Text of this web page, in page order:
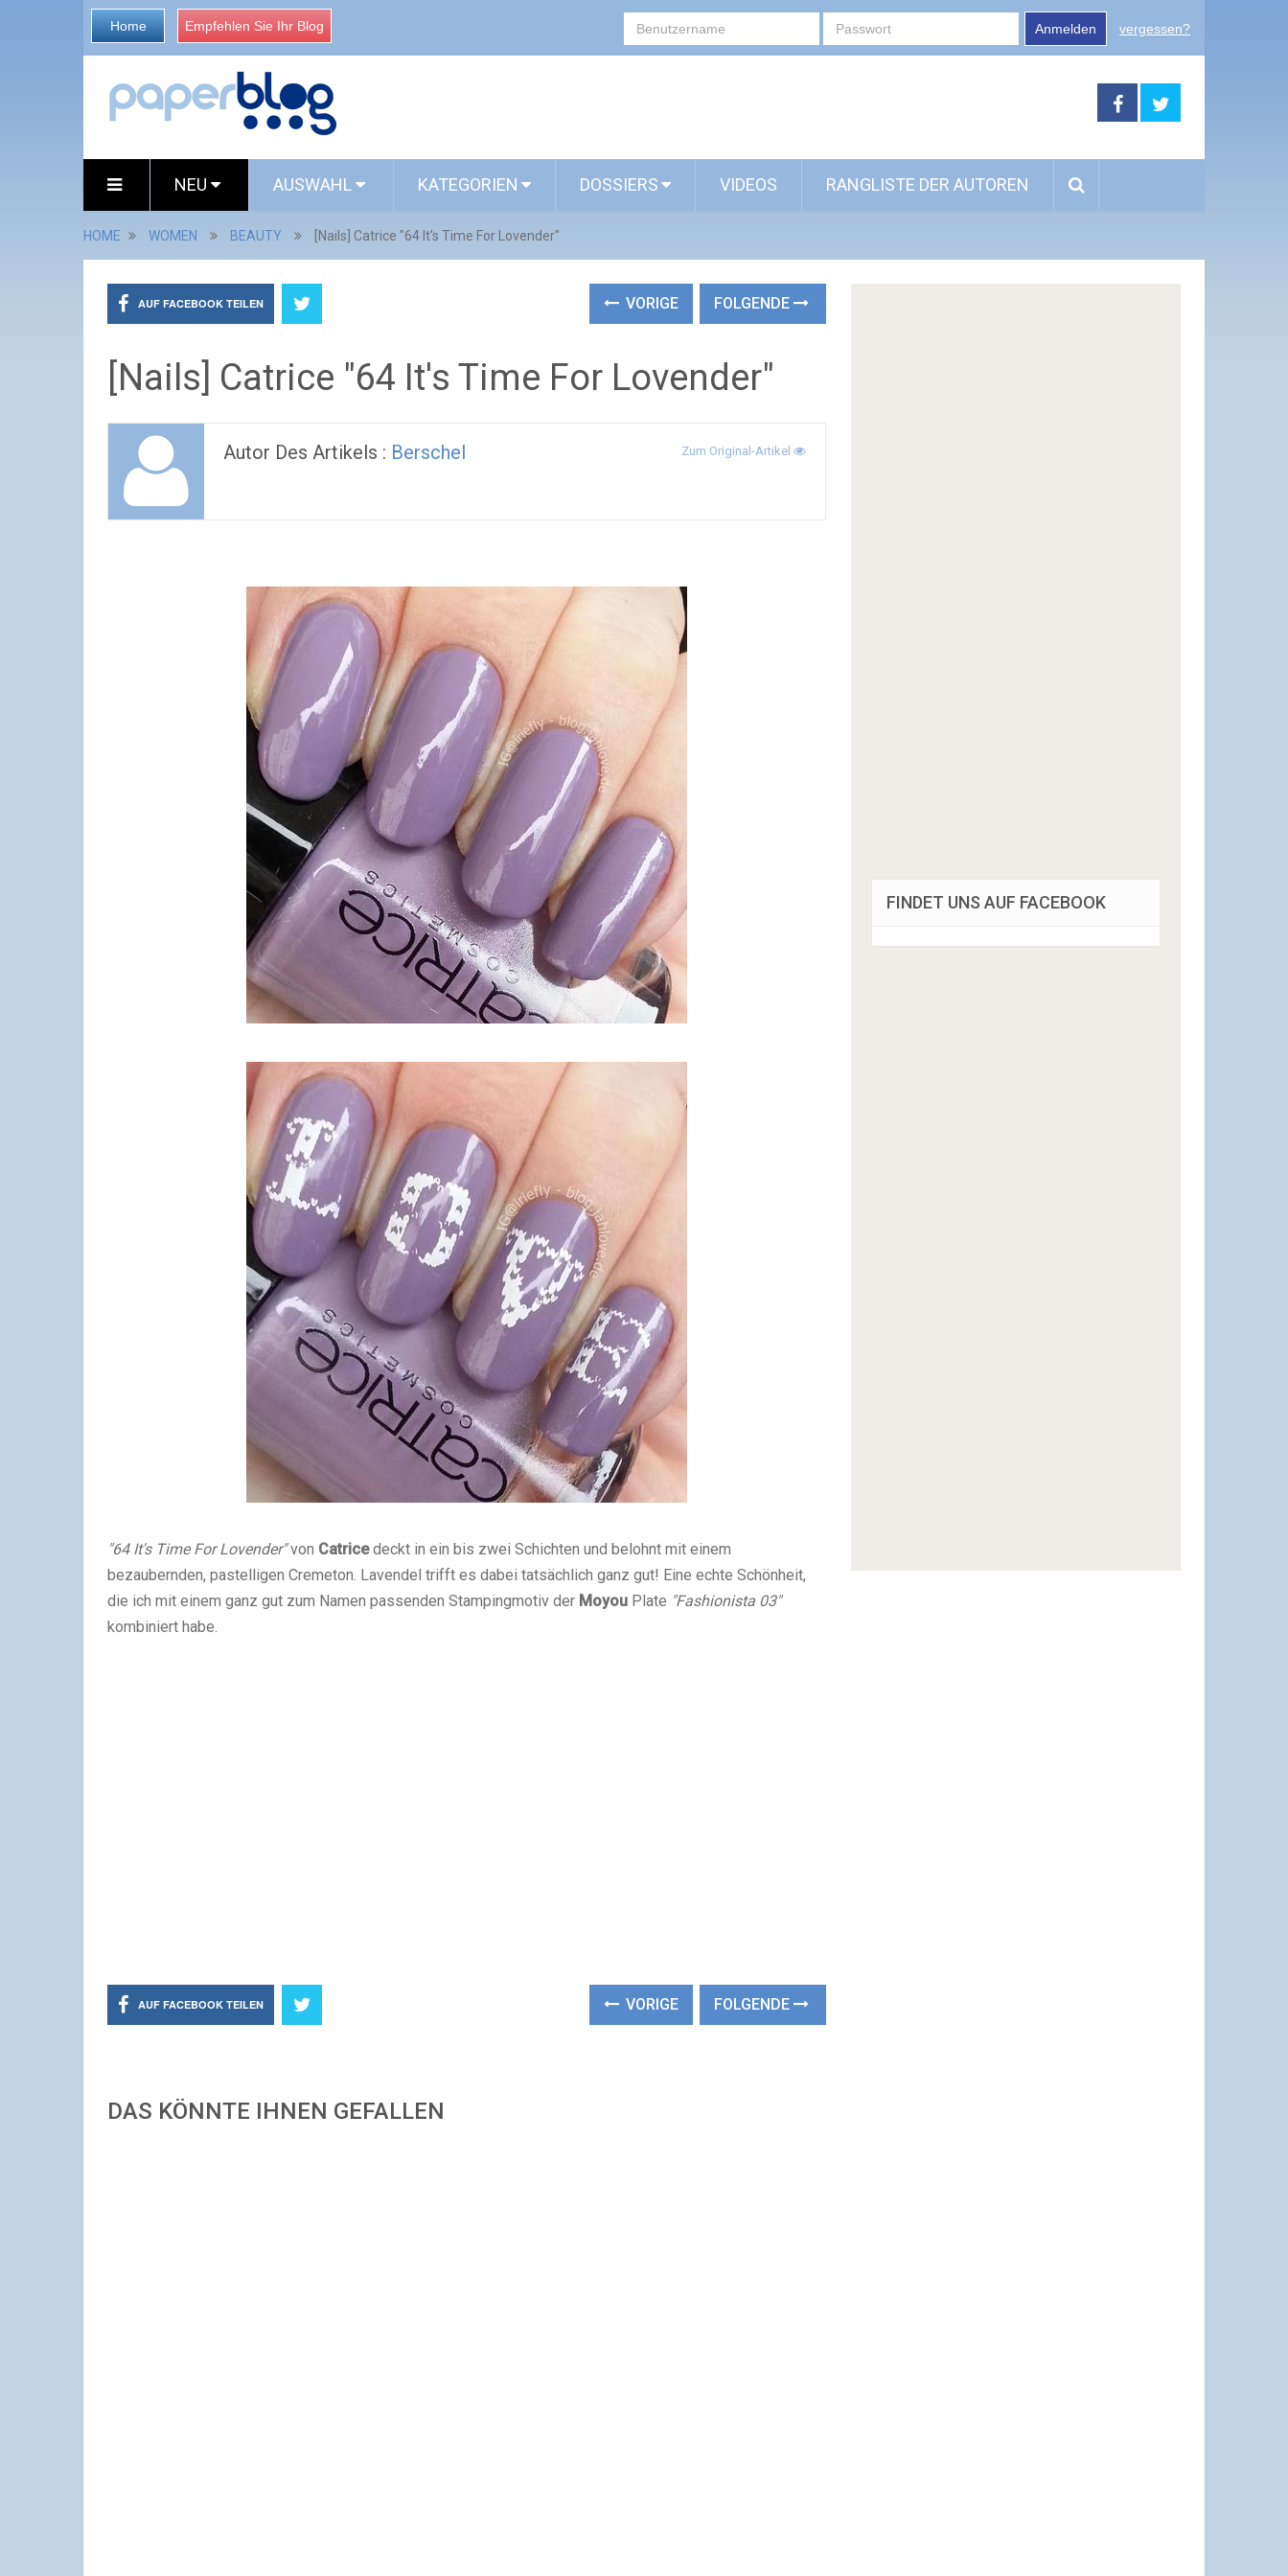
Home Empfehlen Sie Ihr Blog Anmelden vergessen?
NEU AUSWAHL KATEGORIEN DOSSIERS VIDEOS RANGLISTE DER AUTOREN
HOME WOMEN BEAUTY [Nails] Catrice "64 It's Time For Lovender"
AUF FACEBOOK TEILEN VORIGE FOLGENDE
[Nails] Catrice "64 It's Time For Lovender"
Autor Des Artikels : Berschel Zum Original-Artikel
"64 It's Time For Lovender"von Catrice deckt in ein bis zwei Schichten und belohnt mit einem
bezaubernden, pastelligen Cremeton. Lavendel trifft es dabei tatsächlich ganz gut! Eine echte Schönheit,
die ich mit einem ganz gut zum Namen passenden Stampingmotiv der Moyou Plate "Fashionista 03"
kombiniert habe.
AUF FACEBOOK TEILEN VORIGE FOLGENDE
DAS KÖNNTE IHNEN GEFALLEN
FINDET UNS AUF FACEBOOK